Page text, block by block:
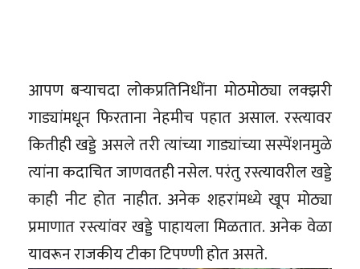
आपण बऱ्याचदा लोकप्रतिनिधींना मोठमोठ्या लक्झरी
गाड्यांमधून फिरताना नेहमीच पहात असाल. रस्त्यावर
कितीही खड्डे असले तरी त्यांच्या गाड्यांच्या सस्पेंशनमुळे
त्यांना कदाचित जाणवतही नसेल. परंतु रस्त्यावरील खड्डे
काही नीट होत नाहीत. अनेक शहरांमध्ये खूप मोठ्या
प्रमाणात रस्त्यांवर खड्डे पाहायला मिळतात. अनेक वेळा
यावरून राजकीय टीका टिपण्णी होत असते.